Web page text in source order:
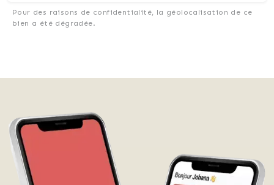
Pour des raisons de confidentialité, la géolocalisation de ce
bien a été dégradée.